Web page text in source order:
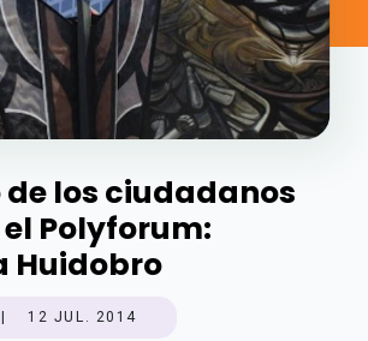
de los ciudadanos
Polyforum:
Huidobro
12 JUL. 2014